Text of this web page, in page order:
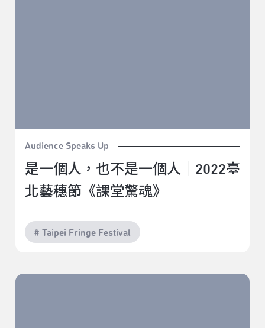
Audience Speaks Up
是一個人，也不是一個人｜2022臺
北藝穗節《課堂驚魂》
# Taipei Fringe Festival
很有渲染力的一齣戲｜2022臺北藝穗節《老派的自處練